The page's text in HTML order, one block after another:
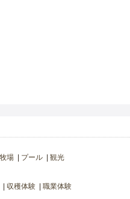
牧場 プール 観光
収穫体験 職業体験